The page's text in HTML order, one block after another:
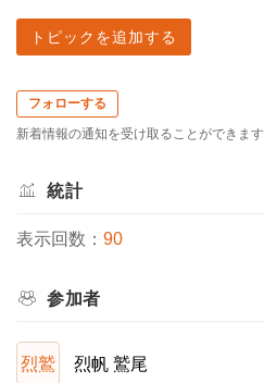
トピックを追加する
フォローする
新着情報の通知を受け取ることができます
統計
表示回数： 90
参加者
烈鷲 烈帆 鷲尾